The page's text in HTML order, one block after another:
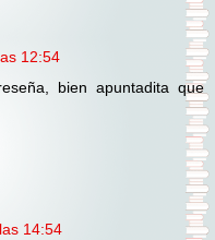
12:54
bien apuntadita que
14:54